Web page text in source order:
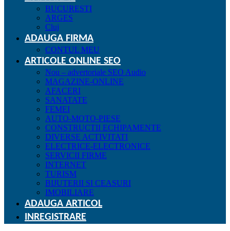
BUCURESTI
ARGES
Cluj
ADAUGA FIRMA
CONTUL MEU
ARTICOLE ONLINE SEO
Nou – advertoriale SEO Audio
MAGAZINE-ONLINE
AFACERI
SANATATE
FEMEI
AUTO-MOTO-PIESE
CONSTRUCTII ECHIPAMENTE
DIVERSE ACTIVITATI
ELECTRICE-ELECTRONICE
SERVICII FIRME
INTERNET
TURISM
BIJUTERII SI CEASURI
IMOBILIARE
ADAUGA ARTICOL
INREGISTRARE